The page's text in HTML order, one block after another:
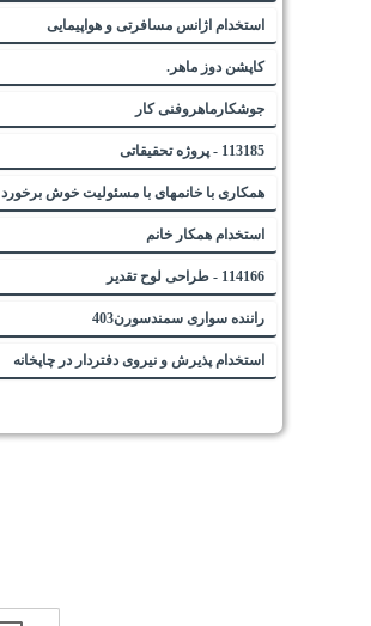
استخدام اژانس مسافرتی و هواپیمایی
کاپشن دوز ماهر.
جوشکارماهروفنی کار
113185 - پروژه تحقیقاتی
همکاری با خانمهای با مسئولیت خوش برخورد
استخدام همکار خانم
114166 - طراحی لوح تقدیر
راننده سواری سمندسورن403
استخدام پذیرش و نیروی دفتردار در چاپخانه